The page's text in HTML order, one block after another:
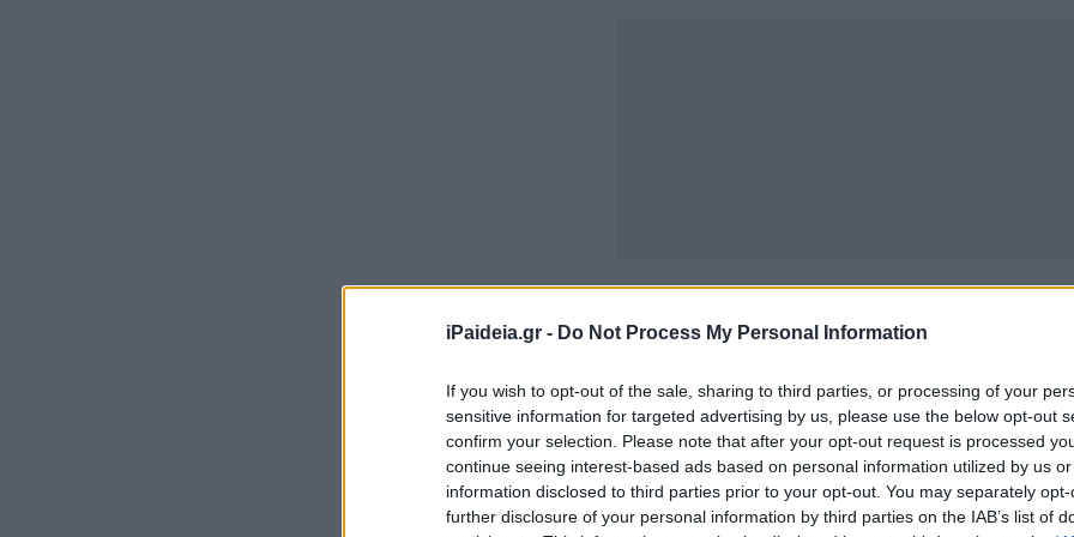
iPaideia.gr - Do Not Process My Personal Information
If you wish to opt-out of the sale, sharing to third parties, or processing of your
sensitive information for targeted advertising by us, please use the below opt-out
confirm your selection. Please note that after your opt-out request is processed
continue seeing interest-based ads based on personal information utilized by us
information disclosed to third parties prior to your opt-out. You may separately
further disclosure of your personal information by third parties on the IAB’s list of
Η τελική δόση δεν αφορά όλους τους δικαιούχους του
Στην πληρωμή που αναμένεται έως το τέλος Ιουλίου
κατανάλωση φυσικού αερίου, καθώς και όσοι έκαναν
Οι υπόλοιπες κατηγορίες δικαιούχων έχουν ήδη